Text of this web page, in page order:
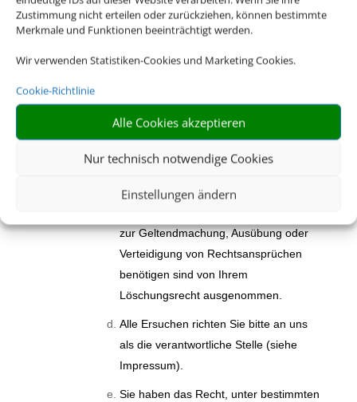
Zustimmung nicht erteilen oder zurückziehen, können bestimmte
Merkmale und Funktionen beeinträchtigt werden.
Wir verwenden Statistiken-Cookies und Marketing Cookies.
Cookie-Richtlinie
Alle Cookies akzeptieren
Nur technisch notwendige Cookies
Einstellungen ändern
unverzügliche Löschung der über Sie
gespeicherten personenbezogenen
gesetzlichen Voraussetzungen
Löschungsrecht Einschränkungen
unterliegen kann. Zum Beispiel müssen
die wir aufgrund gesetzlicher
Aufbewahrungsfristen noch weiter
zur Geltendmachung, Ausübung oder
Verteidigung von Rechtsansprüchen
benötigen sind von Ihrem
Löschungsrecht ausgenommen.
Alle Ersuchen richten Sie bitte an uns
als die verantwortliche Stelle (siehe
Impressum).
Sie haben das Recht, unter bestimmten